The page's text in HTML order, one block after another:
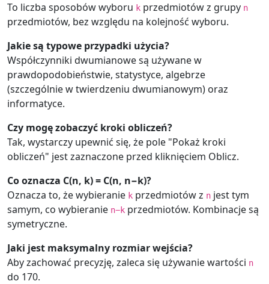
To liczba sposobów wyboru k przedmiotów z grupy n
przedmiotów, bez względu na kolejność wyboru.
Jakie są typowe przypadki użycia?
Współczynniki dwumianowe są używane w
prawdopodobieństwie, statystyce, algebrze
(szczególnie w twierdzeniu dwumianowym) oraz
informatyce.
Czy mogę zobaczyć kroki obliczeń?
Tak, wystarczy upewnić się, że pole "Pokaż kroki
obliczeń" jest zaznaczone przed kliknięciem Oblicz.
Co oznacza C(n, k) = C(n, n−k)?
Oznacza to, że wybieranie k przedmiotów z n jest tym
samym, co wybieranie n−k przedmiotów. Kombinacje są
symetryczne.
Jaki jest maksymalny rozmiar wejścia?
Aby zachować precyzję, zaleca się używanie wartości n
do 170.